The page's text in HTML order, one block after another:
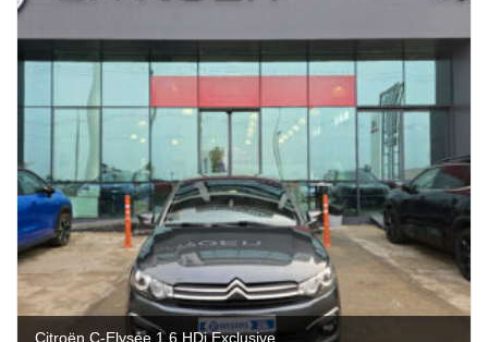
Wagons
Markalar
Audi
Citroën
Kia
Mercedes Benz
Nissan
Opel
Citroën C-Elysée 1.6 HDi Exclusive